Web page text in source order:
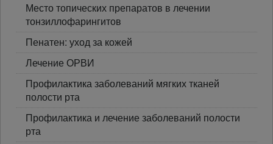
Место топических препаратов в лечении
тонзиллофарингитов
Пенатен: уход за кожей
Лечение ОРВИ
Профилактика заболеваний мягких тканей
полости рта
Профилактика и лечение заболеваний полости
рта